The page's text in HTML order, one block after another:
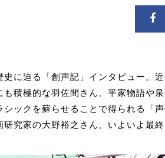
に迫る「創声記」インタビュー。
積極的な羽佐間さん。平家物語や
ックを蘇らせることで得られる「
究家の大野裕之さん。いよいよ最終